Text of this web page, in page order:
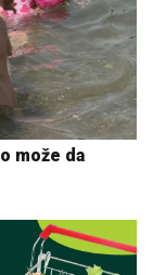
može da